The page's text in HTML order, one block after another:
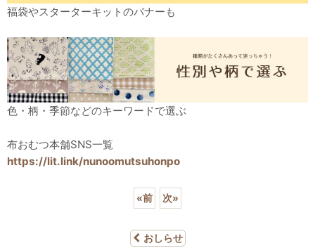
福袋やスターターキットのバナーも
色・柄・季節などのキーワードで選ぶ
布おむつ本舗SNS一覧
https://lit.link/nunoomutsuhonpo
«前 次»
おしらせ